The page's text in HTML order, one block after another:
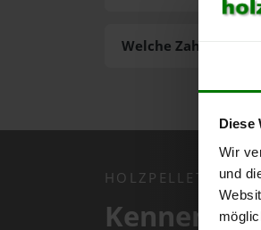
Diese
Wir
und
Welche
HOLZPELLETS.NET
Kennen